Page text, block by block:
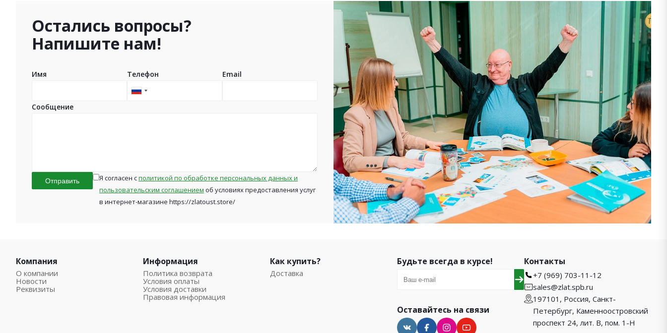
Остались вопросы?
Напишите нам!
Имя Телефон
Russia
Email
Сообщение
Отправить Я согласен сполитикой по обработке персональных данных и
пользовательским соглашением об условиях предоставления услуг
в интернет-магазине https://zlatoust.store/
Компания
О компании
Новости
Реквизиты
Информация
Политика возврата
Условия оплаты
Условия доставки
Правовая информация
Как купить?
Доставка
Будьте всегда в курсе!
Оставайтесь на связи
Контакты
+7 (969) 703-11-12
sales@zlat.spb.ru
197101, Россия, Санкт-
Петербург, Каменноостровский
проспект 24, лит. В, пом. 1-Н